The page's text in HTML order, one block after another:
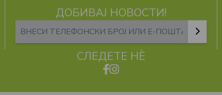
ДОБИВАЈ НОВОСТИ!
СЛЕДЕТЕ НЀ